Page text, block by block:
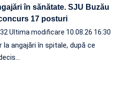
în sănătate. SJU Buzău
17 posturi
Ultima modificare 10.08.26 16:30
la angajări în spitale, după ce